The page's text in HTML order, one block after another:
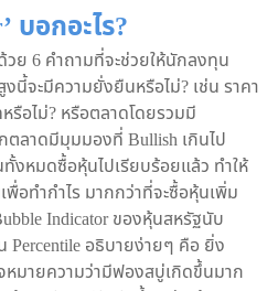
บอกอะไร?
วย 6 คำถามที่จะช่วยให้นักลงทุน
งนี้จะมีความยั่งยืนหรือไม่? เช่น ราคา
อไม่? หรือตลาดโดยรวมมี
กตลาดมีมุมมองที่ Bullish เกินไป
งหมดซื้อหุ้นไปเรียบร้อยแล้ว ทำให้
อทำกำไร มากกว่าที่จะซื้อหุ้นเพิ่ม
Indicator ของหุ้นสหรัฐนับ
Percentile อธิบายง่ายๆ คือ ยิ่ง
หมายความว่ามีฟองสบู่เกิดขึ้นมาก